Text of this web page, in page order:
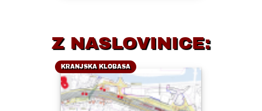
Z NASLOVINICE:
KRANJSKA KLOBASA